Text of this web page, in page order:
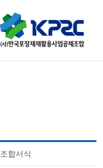
조합서식